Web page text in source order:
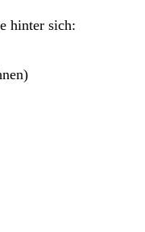
hinter sich: